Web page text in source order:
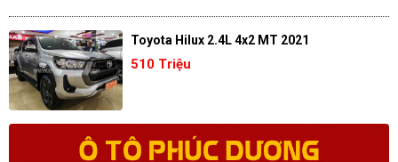
Toyota Hilux 2.4L 4x2 MT 2021
510 Triệu